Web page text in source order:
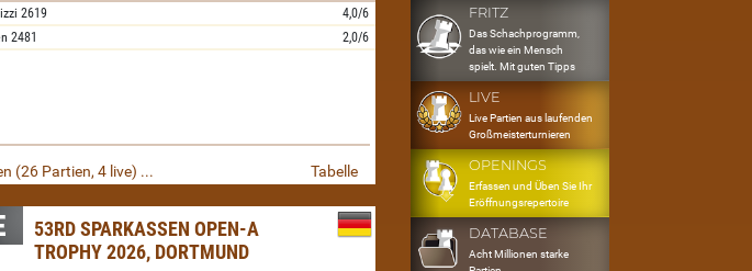
2619
4,0/6
2481 2,0/6
(26 Partien, 4 live) ... Tabelle
53RD SPARKASSEN OPEN-A
TROPHY 2026, DORTMUND
FRITZ
Das Schachprogramm,
das wie ein Mensch
spielt. Mit guten Tipps
LIVE
Live Partien aus laufenden
Großmeisterturnieren
OPENINGS
Erfassen und Üben Sie Ihr
Eröffnungsrepertoire
DATABASE
Acht Millionen starke